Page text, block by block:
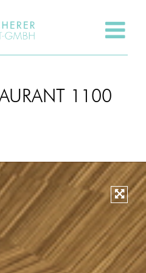
1100